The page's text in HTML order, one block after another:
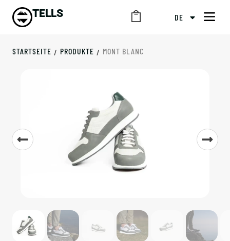
TELLS DE
STARTSEITE / PRODUKTE / MONT BLANC